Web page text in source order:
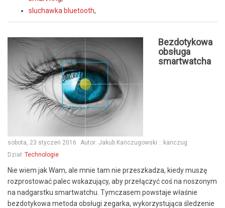
sluchawka bluetooth,
Bezdotykowa
obsługa
smartwatcha
sobota, 23 styczeń 2016 Autor: Jakub Kańczugowski :: kanczug
Dział: Technologie
Nie wiem jak Wam, ale mnie tam nie przeszkadza, kiedy muszę
rozprostować palec wskazujący, aby przełączyć coś na noszonym
na nadgarstku smartwatchu. Tymczasem powstaje właśnie
bezdotykowa metoda obsługi zegarka, wykorzystująca śledzenie